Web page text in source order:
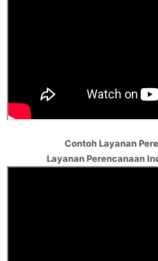
Contoh Layanan
Layanan Perencanaan